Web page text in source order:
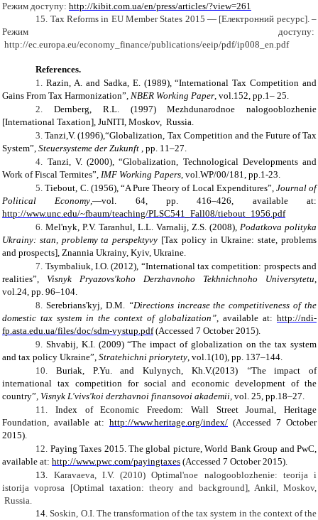
Режим доступу: http://kibit.com.ua/en/press/articles/?view=261
15. Tax Reforms in EU Member States 2015 — [Електронний ресурс]. –
Режим доступу:
http://ec.europa.eu/economy_finance/publications/eeip/pdf/ip008_en.pdf
References.
1. Razin, A. and Sadka, E. (1989),“International Tax Competition and
Gains From Tax Harmonization”, NBER Working Paper, vol.152, pp.1– 25.
2.
Dernberg, R.L. (1997)
Mezhdunarodnoe nalogooblozhenie
[International Taxation], JuNITI, Moskov, Russia.
3. Tanzi,V. (1996),“Globalization, Tax Competition and the Future of Tax
System”, Steuersysteme der Zukunft , pp. 11–27.
4. Tanzi,V.(2000), “Globalization, Technological Developments and
Work of Fiscal Termites”, IMF Working Papers, vol.WP/00/181, pp.1-23.
5. Tiebout, C.(1956), “A Pure Theory of Local Expenditures”, Journal of
Political Economy,—vol. 64, pp. 416–426,
available at:
http://www.unc.edu/~fbaum/teaching/PLSC541_Fall08/tiebout_1956.pdf
6. Mel'nyk, P.V. Taranhul, L.L. Varnalij, Z.S. (2008),Podatkova polityka
Ukrainy: stan, problemy ta perspektyvy [Tax policy in Ukraine: state, problems
and prospects], Znannia Ukrainy, Kyiv, Ukraine.
7. Tsymbaliuk,I.O.(2012), “International tax competition: prospects and
realities”, Visnyk Pryazovs'koho Derzhavnoho Tekhnichnoho Universytetu,
vol.24, pp. 96–104.
8. Serebrians'kyj, D.M. “Directions increase the competitiveness of the
domestic tax system in the context of globalization”, available at: http://ndi-
fp.asta.edu.ua/files/doc/sdm-vystup.pdf(Accessed 7 October 2015).
9. Shvabij, K.I. (2009) “The impact of globalization on the tax system
and tax policy Ukraine”, Stratehichni priorytety, vol.1(10), pр. 137–144.
10.
Buriak, P.Yu.and Kulynych, Kh.V.(2013) “The impact
of
international tax competition for social and economic development of the
country”, Visnyk L'vivs'koi derzhavnoi finansovoi akademii, vol. 25, pp.18–27.
11.
Index of Economic Freedom: Wall Street Journal, Heritage
Foundation, available at: http://www.heritage.org/index/ (Accessed 7 October
2015).
12. Paying Taxes 2015. The global picture,World Bank Group and PwC,
available at: http://www.pwc.com/payingtaxes (Accessed 7 October 2015).
13. Karavaeva, I.V. (2010) Optimal'noe nalogooblozhenie: teorija i
istorija voprosa [Optimal taxation: theoryand background], Ankil, Moskov,
Russia.
14. Soskin, O.I. The transformation of the tax system in the context of the